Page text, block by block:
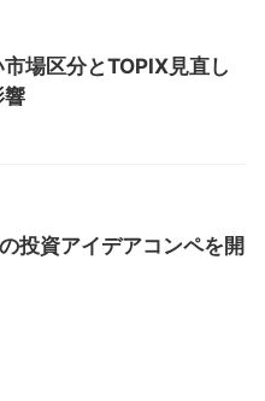
場区分とTOPIX見直し
響
投資アイデアコンペを開